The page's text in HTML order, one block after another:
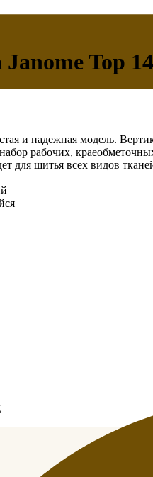
Top 14
и надежная модель.
рабочих,
для шитья всех видов